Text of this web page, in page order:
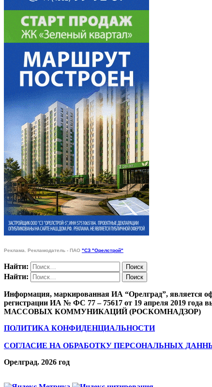
Реклама. Рекламодатель - ПАО "СЗ "Орелстрой"
Найти:
Найти:
Информация, маркированная ИА “Орелград”, является
регистрации ИА № ФС 77 – 75617 от 19 апреля
МАССОВЫХ КОММУНИКАЦИЙ (РОСКОМНАДЗОР)
ПОЛИТИКА КОНФИДЕНЦИАЛЬНОСТИ
СОГЛАСИЕ НА ОБРАБОТКУ ПЕРСОНАЛЬНЫХ
Орелград. 2026 год